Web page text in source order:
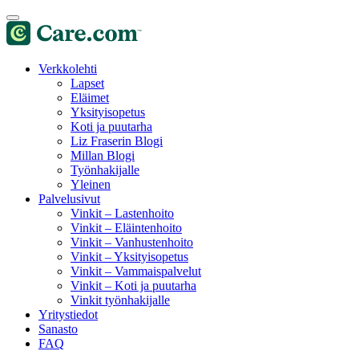
Verkkolehti
Lapset
Eläimet
Yksityisopetus
Koti ja puutarha
Liz Fraserin Blogi
Millan Blogi
Työnhakijalle
Yleinen
Palvelusivut
Vinkit – Lastenhoito
Vinkit – Eläintenhoito
Vinkit – Vanhustenhoito
Vinkit – Yksityisopetus
Vinkit – Vammaispalvelut
Vinkit – Koti ja puutarha
Vinkit työnhakijalle
Yritystiedot
Sanasto
FAQ